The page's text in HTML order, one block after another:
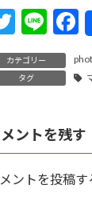
T
w
itt
Li
n
e
F
e
o
o
k
カテゴリー
タグ
ントを残す
ントを投稿す